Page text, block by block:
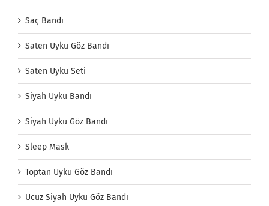
Saç Bandı
Saten Uyku Göz Bandı
Saten Uyku Seti
Siyah Uyku Bandı
Siyah Uyku Göz Bandı
Sleep Mask
Toptan Uyku Göz Bandı
Ucuz Siyah Uyku Göz Bandı